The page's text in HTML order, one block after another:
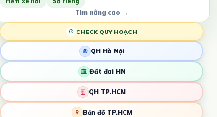
Tìm nâng cao →
CHECK QUY HOẠCH
QH Hà Nội
Đất đai HN
QH TP.HCM
Bản đồ TP.HCM